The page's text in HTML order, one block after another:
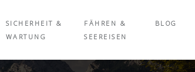
SICHERHEIT &
WARTUNG
FÄHREN &
SEEREISEN
BLOG